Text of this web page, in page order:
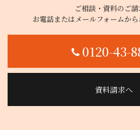
ご相談・資料のご
お電話またはメールフォームから
0120-43-
資料請求へ